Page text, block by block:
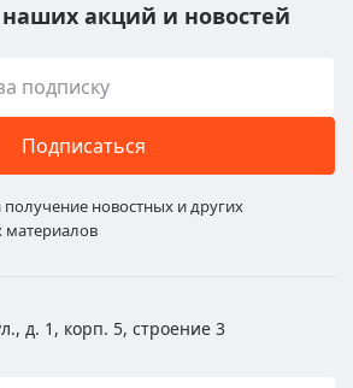
наших акций и новостей
Подписаться
получение новостных и других
д. 1, корп. 5, строение 3